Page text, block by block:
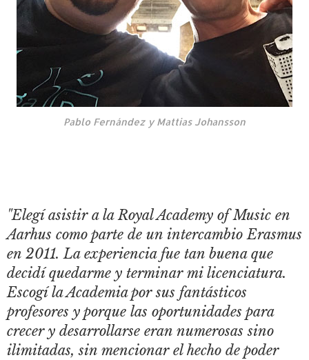
Pablo Fernández y Mattias Johansson
"Elegí asistir a la Royal Academy of Music en
Aarhus como parte de un intercambio Erasmus
en 2011. La experiencia fue tan buena que
decidí quedarme y terminar mi licenciatura.
Escogí la Academia por sus fantásticos
profesores y porque las oportunidades para
crecer y desarrollarse eran numerosas sino
ilimitadas, sin mencionar el hecho de poder